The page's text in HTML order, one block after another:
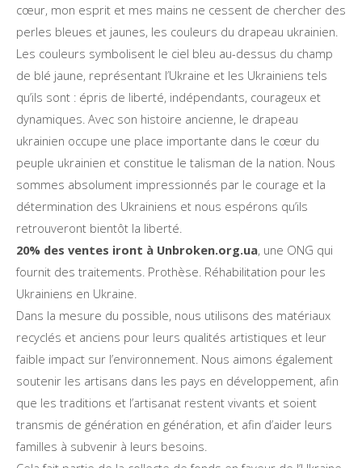
cœur, mon esprit et mes mains ne cessent de chercher des
perles bleues et jaunes, les couleurs du drapeau ukrainien.
Les couleurs symbolisent le ciel bleu au-dessus du champ
de blé jaune, représentant l’Ukraine et les Ukrainiens tels
qu’ils sont : épris de liberté, indépendants, courageux et
dynamiques. Avec son histoire ancienne, le drapeau
ukrainien occupe une place importante dans le cœur du
peuple ukrainien et constitue le talisman de la nation. Nous
sommes absolument impressionnés par le courage et la
détermination des Ukrainiens et nous espérons qu’ils
retrouveront bientôt la liberté.
20% des ventes iront à Unbroken.org.ua, une ONG qui
fournit des traitements. Prothèse. Réhabilitation pour les
Ukrainiens en Ukraine.
Dans la mesure du possible, nous utilisons des matériaux
recyclés et anciens pour leurs qualités artistiques et leur
faible impact sur l’environnement. Nous aimons également
soutenir les artisans dans les pays en développement, afin
que les traditions et l’artisanat restent vivants et soient
transmis de génération en génération, et afin d’aider leurs
familles à subvenir à leurs besoins.